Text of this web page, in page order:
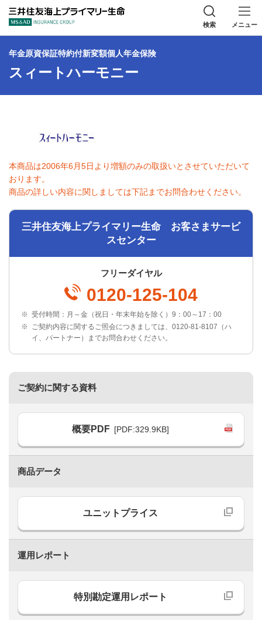
三井住友海上プ
検索 メニュー
年金原資保証特約付新変額個人年金保険
スィートハーモニー
本商品は2006年6月5日より増額のみの取扱いとさせていただいて
おります。
商品の詳しい内容に関しましては下記までお問合わせください。
三井住友海上プライマリー生命 お客さまサービ
スセンター
フリーダイヤル
0120-125-104
※ 受付時間：月～金（祝日・年末年始を除く）9：00～17：00
※ ご契約内容に関するご照会につきましては、0120-81-8107（ハ
イ、パートナー）までお問合わせください。
ご契約に関する資料
概要PDF [PDF:329.9KB]
商品データ
ユニットプライス
運用レポート
特別勘定運用レポート